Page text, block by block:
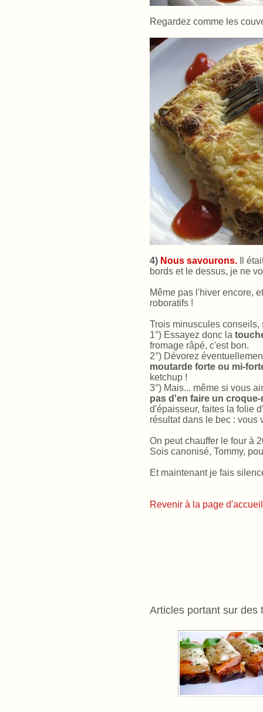
Regardez comme les
4) Nous savourons.
Il
bords et le dessus, je ne
Même pas l'hiver encore,
roboratifs !
Trois minuscules conseils,
1°) Essayez donc la
fromage râpé, c'est bon.
2°) Dévorez
moutarde forte ou mi-
ketchup !
3°) Mais... même si vous
pas d'en faire un
d'épaisseur, faites la folie
résultat dans le bec : vous
On peut chauffer le four à
Sois canonisé, Tommy,
Et maintenant je fais
Revenir à la page d'accueil
Articles portant sur des